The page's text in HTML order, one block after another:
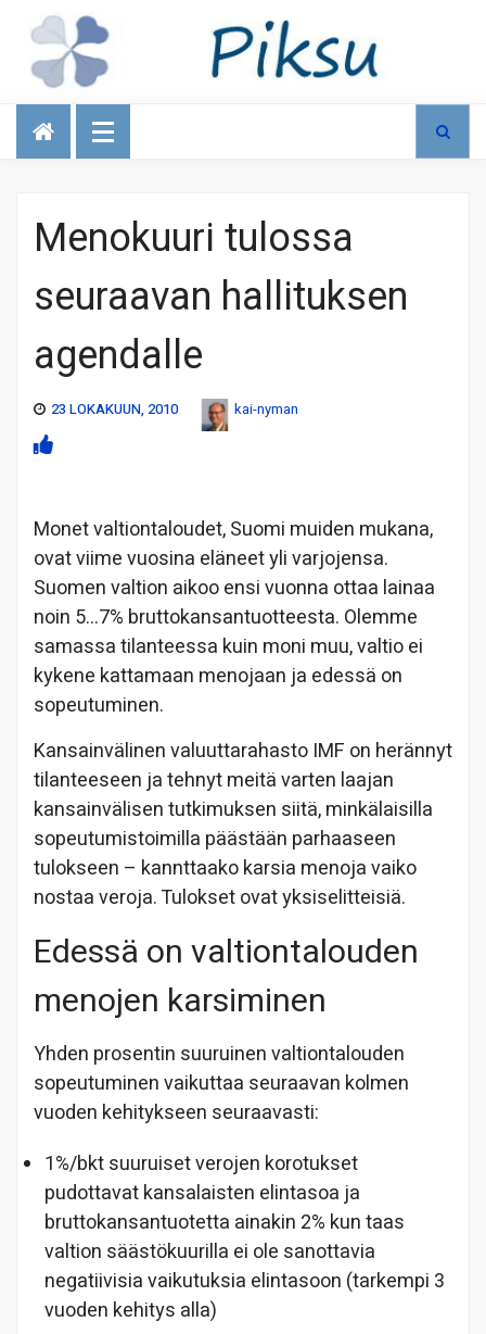
Talous
Menokuuri tulossa
seuraavan hallituksen
agendalle
23 LOKAKUUN, 2010 kai-nyman
Monet valtiontaloudet, Suomi muiden mukana,
ovat viime vuosina eläneet yli varjojensa.
Suomen valtion aikoo ensi vuonna ottaa lainaa
noin 5…7% bruttokansantuotteesta. Olemme
samassa tilanteessa kuin moni muu, valtio ei
kykene kattamaan menojaan ja edessä on
sopeutuminen.
Kansainvälinen valuuttarahasto IMF on herännyt
tilanteeseen ja tehnyt meitä varten laajan
kansainvälisen tutkimuksen siitä, minkälaisilla
sopeutumistoimilla päästään parhaaseen
tulokseen – kannttaako karsia menoja vaiko
nostaa veroja. Tulokset ovat yksiselitteisiä.
Edessä on valtiontalouden
menojen karsiminen
Yhden prosentin suuruinen valtiontalouden
sopeutuminen vaikuttaa seuraavan kolmen
vuoden kehitykseen seuraavasti:
1%/bkt suuruiset verojen korotukset
pudottavat kansalaisten elintasoa ja
bruttokansantuotetta ainakin 2% kun taas
valtion säästökuurilla ei ole sanottavia
negatiivisia vaikutuksia elintasoon (tarkempi 3
vuoden kehitys alla)